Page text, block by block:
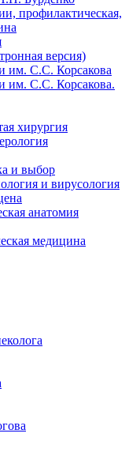
профилактическая,
версия)
им. С.С. Корсакова
им. С.С. Корсакова.
хирургия
и выбор
и вирусология
анатомия
медицина